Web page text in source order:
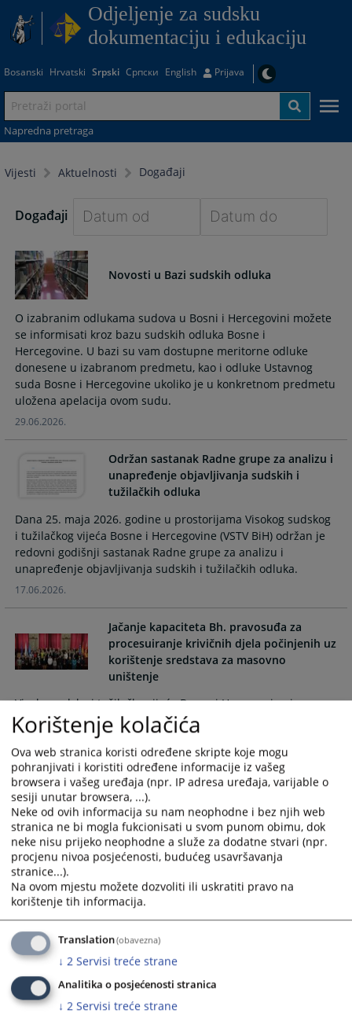
Odjeljenje za sudsku
dokumentaciju i edukaciju
Bosanski Hrvatski Srpski Српски English Prijava
Napredna pretraga
Vijesti Aktuelnosti Događaji
Događaji
forward
to
interact
with
the
calendar
and
select
a
question
mark
to
get
the
keyboard
for
changing
dates.
to
with
the
calendar
and
select
question
mark
to
get
the
keyboard
for
changing
dates.
Novosti u Bazi sudskih odluka
O izabranim odlukama sudova u Bosni i Hercegovini možete
se informisati kroz bazu sudskih odluka Bosne i
Hercegovine. U bazi su vam dostupne meritorne odluke
donesene u izabranom predmetu, kao i odluke Ustavnog
suda Bosne i Hercegovine ukoliko je u konkretnom predmetu
uložena apelacija ovom sudu.
29.06.2026.
Održan sastanak Radne grupe za analizu i
unapređenje objavljivanja sudskih i
tužilačkih odluka
Dana 25. maja 2026. godine u prostorijama Visokog sudskog
i tužilačkog vijeća Bosne i Hercegovine (VSTV BiH) održan je
redovni godišnji sastanak Radne grupe za analizu i
unapređenje objavljivanja sudskih i tužilačkih odluka.
17.06.2026.
Jačanje kapaciteta Bh. pravosuđa za
procesuiranje krivičnih djela počinjenih uz
korištenje sredstava za masovno
uništenje
Visoko sudsko i tužilačko vijeće Bosne i Hercegovine je
početkom 2025. godine inicirao kroz EU CBRN CoE Inicijativu
provedbu Pilot projekta “Jačanje kapaciteta za vođenje
istraga, procesuiranje i presuđivanje krivičnih djela u vezi sa
hemijskim, biološkim, radiološkim i nuklearnim oružjem za
masovno uništenje”.
25.03.2026.
Održan pripremni sastanak Panela za
ujednačavanje sudske prakse za 2026.
U prostorijama Visokog sudskog i tužilačkog vijeća Bosne i
Hercegovine održan treći po redu pripremni sastanak Panela
za ujednačavanje sudske prakse.
25.02.2026.
V Edukacija „Stegovni postupak i praksa“
Korištenje kolačića
Ova web stranica koristi određene skripte koje mogu
pohranjivati i koristiti određene informacije iz vašeg
browsera i vašeg uređaja (npr. IP adresa uređaja, varijable o
sesiji unutar browsera, ...).
Neke od ovih informacija su nam neophodne i bez njih web
stranica ne bi mogla fukcionisati u svom punom obimu, dok
neke nisu prijeko neophodne a služe za dodatne stvari (npr.
procjenu nivoa posjećenosti, budućeg usavršavanja
stranice...).
Na ovom mjestu možete dozvoliti ili uskratiti pravo na
korištenje tih informacija.
Translation(obavezna)
↓ 2 Servisi treće strane
Analitika o posjećenosti stranica
↓ 2 Servisi treće strane